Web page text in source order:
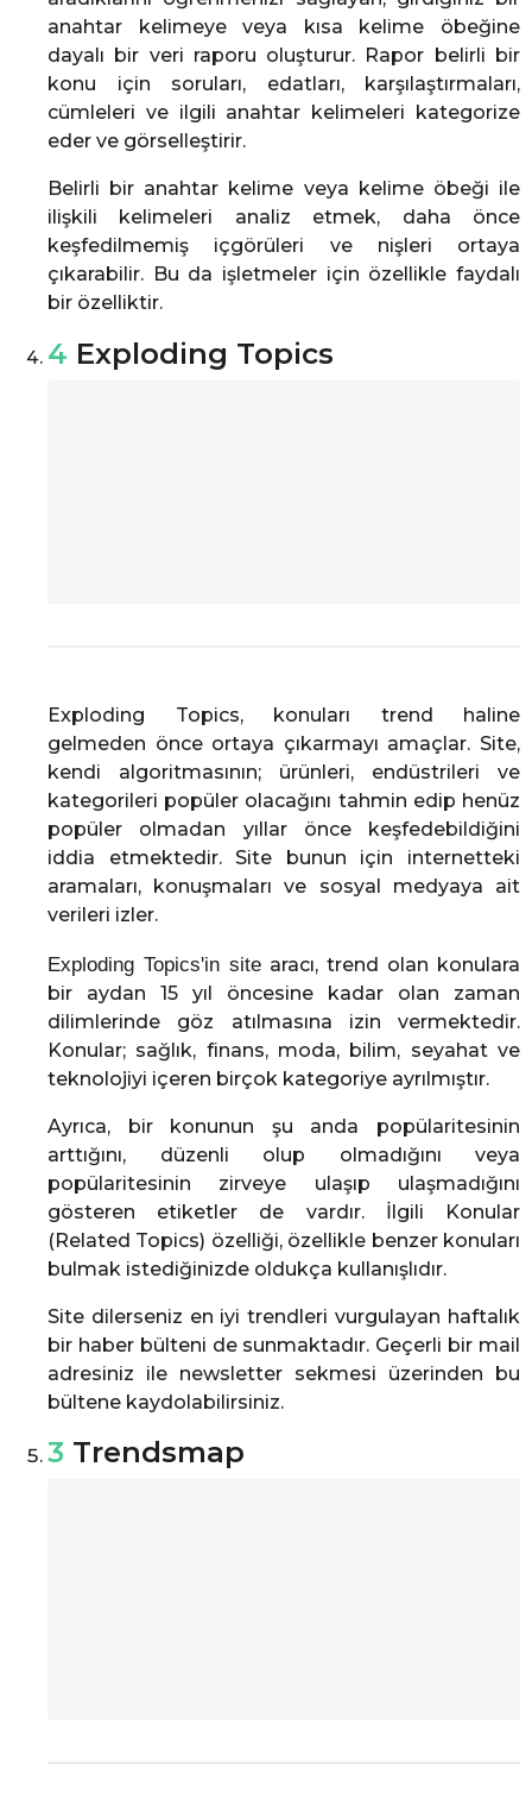
anahtar kelimeye veya kısa kelime öbeğine
dayalı bir veri raporu oluşturur. Rapor belirli bir
konu için soruları, edatları, karşılaştırmaları,
cümleleri ve ilgili anahtar kelimeleri kategorize
eder ve görselleştirir.
Belirli bir anahtar kelime veya kelime öbeği ile
ilişkili kelimeleri analiz etmek, daha önce
keşfedilmemiş içgörüleri ve nişleri ortaya
çıkarabilir. Bu da işletmeler için özellikle faydalı
bir özelliktir.
4 Exploding Topics
Exploding Topics, konuları trend haline
gelmeden önce ortaya çıkarmayı amaçlar. Site,
kendi algoritmasının; ürünleri, endüstrileri ve
kategorileri popüler olacağını tahmin edip henüz
popüler olmadan yıllar önce keşfedebildiğini
iddia etmektedir. Site bunun için internetteki
aramaları, konuşmaları ve sosyal medyaya ait
verileri izler.
Exploding Topics'in site aracı, trend olan konulara
bir aydan 15 yıl öncesine kadar olan zaman
dilimlerinde göz atılmasına izin vermektedir.
Konular; sağlık, finans, moda, bilim, seyahat ve
teknolojiyi içeren birçok kategoriye ayrılmıştır.
Ayrıca, bir konunun şu anda popülaritesinin
arttığını, düzenli olup olmadığını veya
popülaritesinin zirveye ulaşıp ulaşmadığını
gösteren etiketler de vardır. İlgili Konular
(Related Topics) özelliği, özellikle benzer konuları
bulmak istediğinizde oldukça kullanışlıdır.
Site dilerseniz en iyi trendleri vurgulayan haftalık
bir haber bülteni de sunmaktadır. Geçerli bir mail
adresiniz ile newsletter sekmesi üzerinden bu
bültene kaydolabilirsiniz.
3 Trendsmap